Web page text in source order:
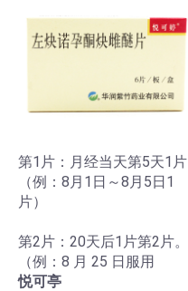
第1片：月经当天第5天1片
（例：8月1日～8月5日1
片）
第2片：20天后1片第2片。
（例：8 月 25 日服用
悦可亭